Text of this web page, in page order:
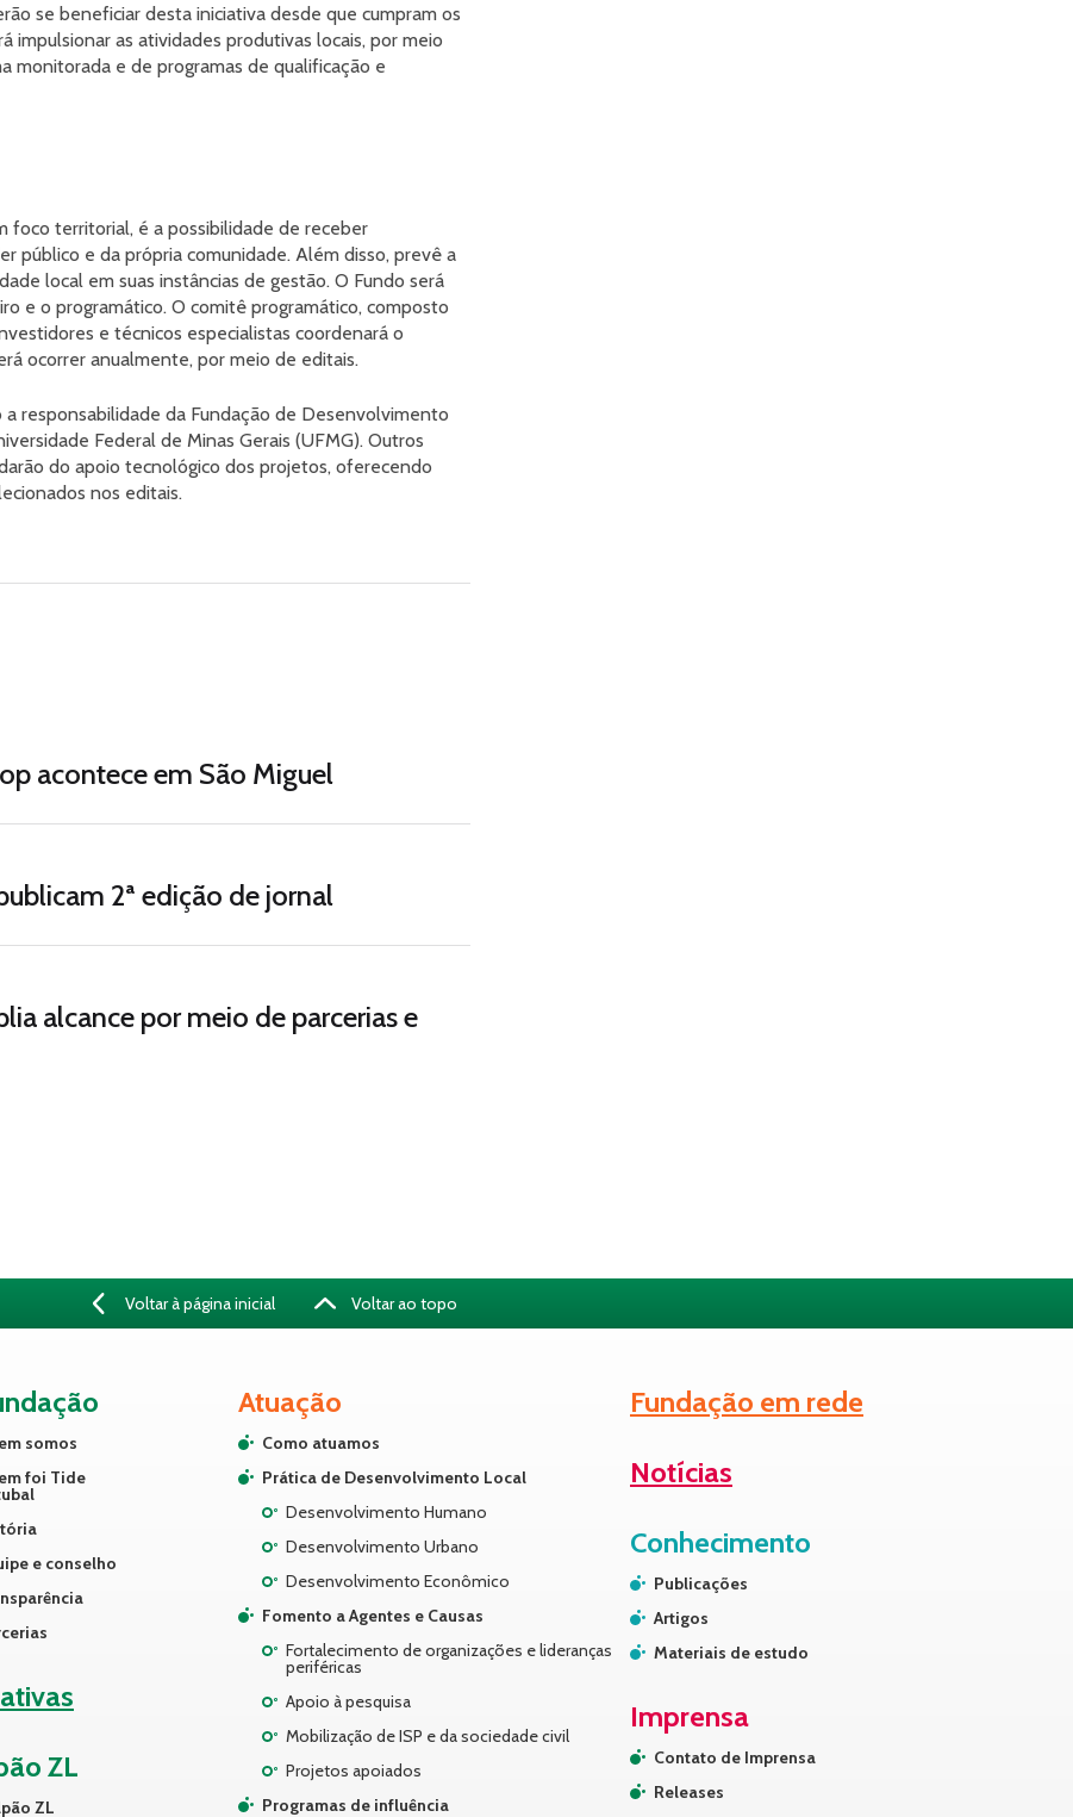
se beneficiar desta iniciativa desde que cumpram os
impulsionar as atividades produtivas locais, por meio
monitorada e de programas de qualificação e
foco territorial, é a possibilidade de receber
público e da própria comunidade. Além disso, prevê a
local em suas instâncias de gestão. O Fundo será
e o programático. O comitê programático, composto
e técnicos especialistas coordenará o
ocorrer anualmente, por meio de editais.
responsabilidade da Fundação de Desenvolvimento
Federal de Minas Gerais (UFMG). Outros
do apoio tecnológico dos projetos, oferecendo
nos editais.
acontece em São Miguel
2ª edição de jornal
alcance por meio de parcerias e
Voltar à página inicial Voltar ao topo
somos
foi Tide
e conselho
ZL
ZL
Atuação
Como atuamos
Prática de Desenvolvimento Local
Desenvolvimento Humano
Desenvolvimento Urbano
Desenvolvimento Econômico
Fomento a Agentes e Causas
Fortalecimento de organizações e lideranças
periféricas
Apoio à pesquisa
Mobilização de ISP e da sociedade civil
Projetos apoiados
Programas de influência
Fundação em rede
Notícias
Conhecimento
Publicações
Artigos
Materiais de estudo
Imprensa
Contato de Imprensa
Releases